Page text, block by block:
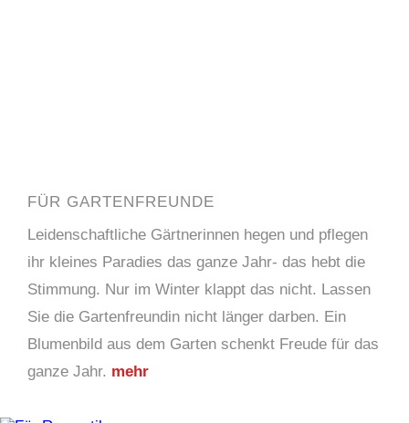
FÜR GARTENFREUNDE
Leidenschaftliche Gärtnerinnen hegen und pflegen
ihr kleines Paradies das ganze Jahr- das hebt die
Stimmung. Nur im Winter klappt das nicht. Lassen
Sie die Gartenfreundin nicht länger darben. Ein
Blumenbild aus dem Garten schenkt Freude für das
ganze Jahr. mehr